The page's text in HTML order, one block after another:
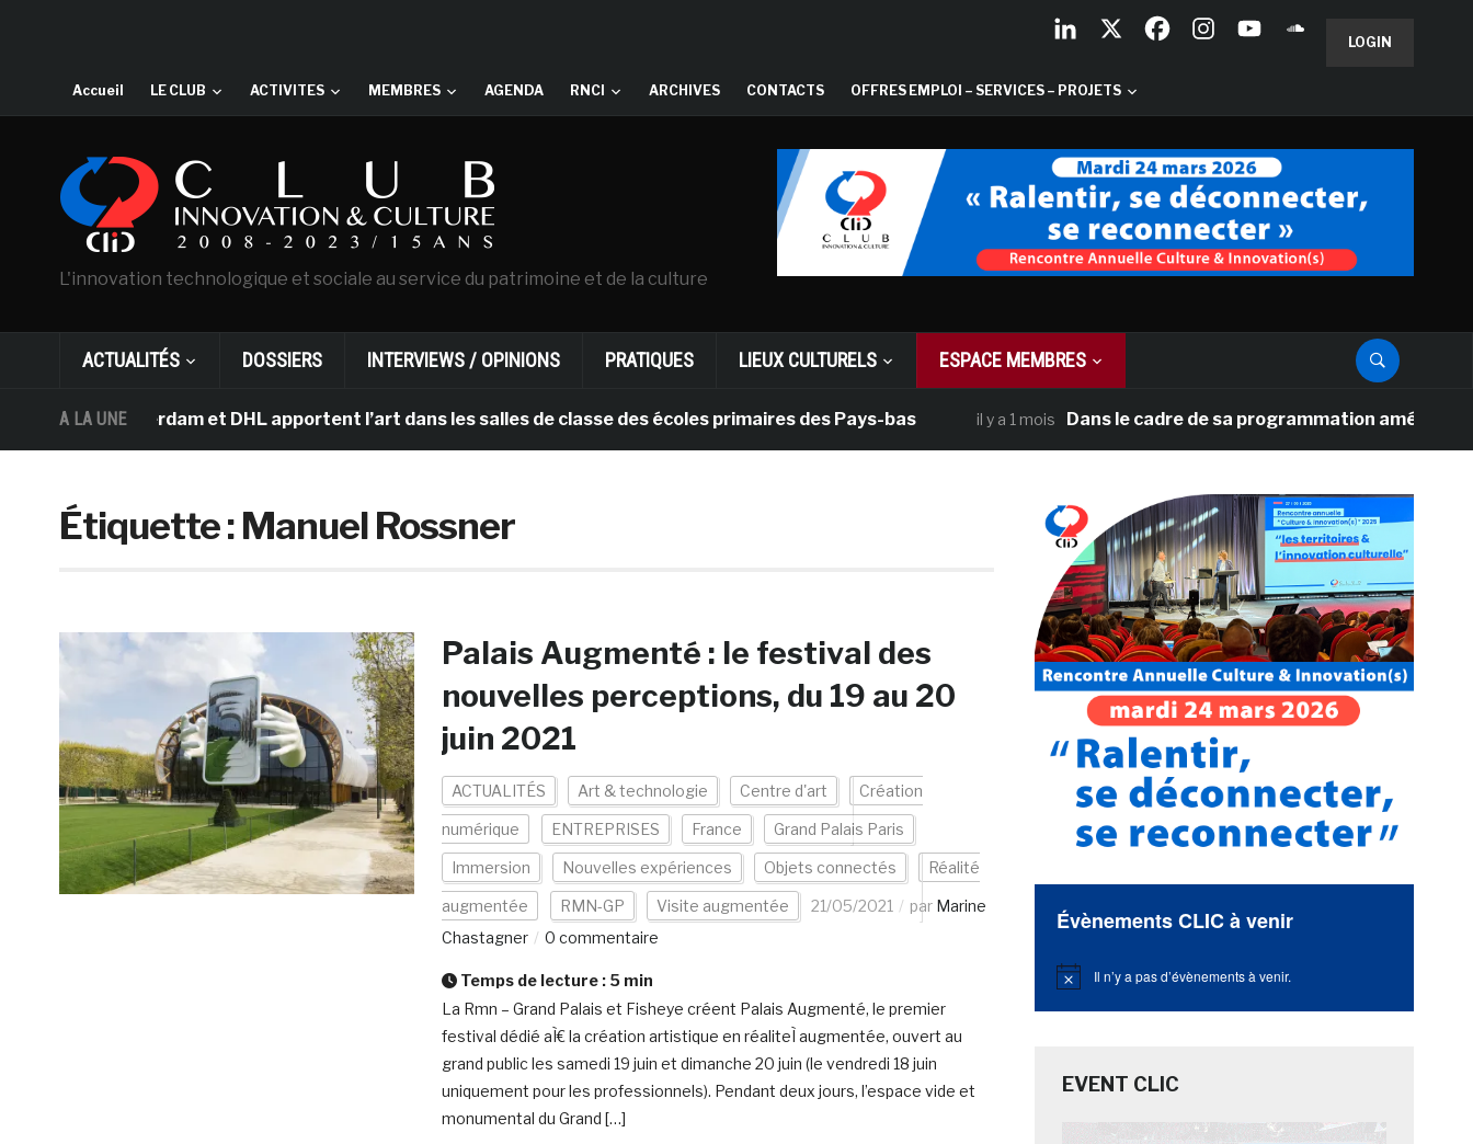
LOGIN
Accueil LE CLUB ACTIVITES MEMBRES AGENDA RNCI ARCHIVES CONTACTS OFFRES EMPLOI – SERVICES – PROJETS
L'innovation technologique et sociale au service du patrimoine et de la culture
ACTUALITÉS DOSSIERS INTERVIEWS / OPINIONS PRATIQUES LIEUX CULTURELS ESPACE MEMBRES
A LA UNE
d’Amsterdam et DHL apportent l’art dans les salles de classe des écoles primaires des Pays-bas il y a 1 mois Dans le cadre de sa programmation américaine,
Étiquette :Manuel Rossner
Palais Augmenté : le festival des
nouvelles perceptions, du 19 au 20
juin 2021
ACTUALITÉS Art & technologie Centre d'art Création
numérique ENTREPRISES France Grand Palais Paris
Immersion Nouvelles expériences Objets connectés Réalité
augmentée RMN-GP Visite augmentée 21/05/2021 par Marine
Chastagner
0 commentaire
Temps de lecture : 5 min
La Rmn – Grand Palais et Fisheye créent Palais Augmenté, le premier
festival dédié aÌ€ la création artistique en réaliteÌ augmentée, ouvert au
grand public les samedi 19 juin et dimanche 20 juin (le vendredi 18 juin
uniquement pour les professionnels). Pendant deux jours, l’espace vide et
monumental du Grand […]
Évènements CLIC à venir
Notice Il n’y a pas d’évènements à venir.
EVENT CLIC